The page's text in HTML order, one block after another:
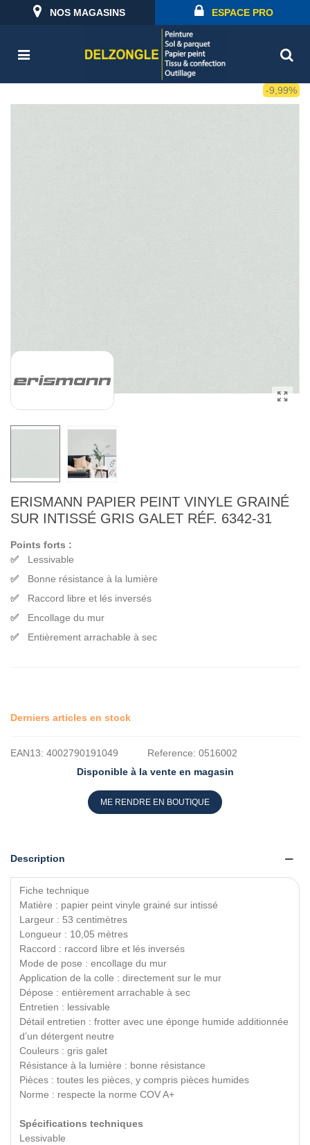
NOS MAGASINS ESPACE PRO
-9,99%
ERISMANN PAPIER PEINT VINYLE GRAINÉ
SUR INTISSÉ GRIS GALET RÉF. 6342-31
Points forts :
Lessivable
Bonne résistance à la lumière
Raccord libre et lés inversés
Encollage du mur
Entièrement arrachable à sec
Derniers articles en stock
EAN13: 4002790191049 Reference: 0516002
Disponible à la vente en magasin
ME RENDRE EN BOUTIQUE
Description
Fiche technique
Matière : papier peint vinyle grainé sur intissé
Largeur : 53 centimètres
Longueur : 10,05 mètres
Raccord : raccord libre et lés inversés
Mode de pose : encollage du mur
Application de la colle : directement sur le mur
Dépose : entièrement arrachable à sec
Entretien : lessivable
Détail entretien : frotter avec une éponge humide additionnée
d’un détergent neutre
Couleurs : gris galet
Résistance à la lumière : bonne résistance
Pièces : toutes les pièces, y compris pièces humides
Norme : respecte la norme COV A+
Spécifications techniques
Lessivable